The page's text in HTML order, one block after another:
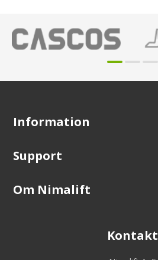
Information
Support
Om Nimalift
Kontakt